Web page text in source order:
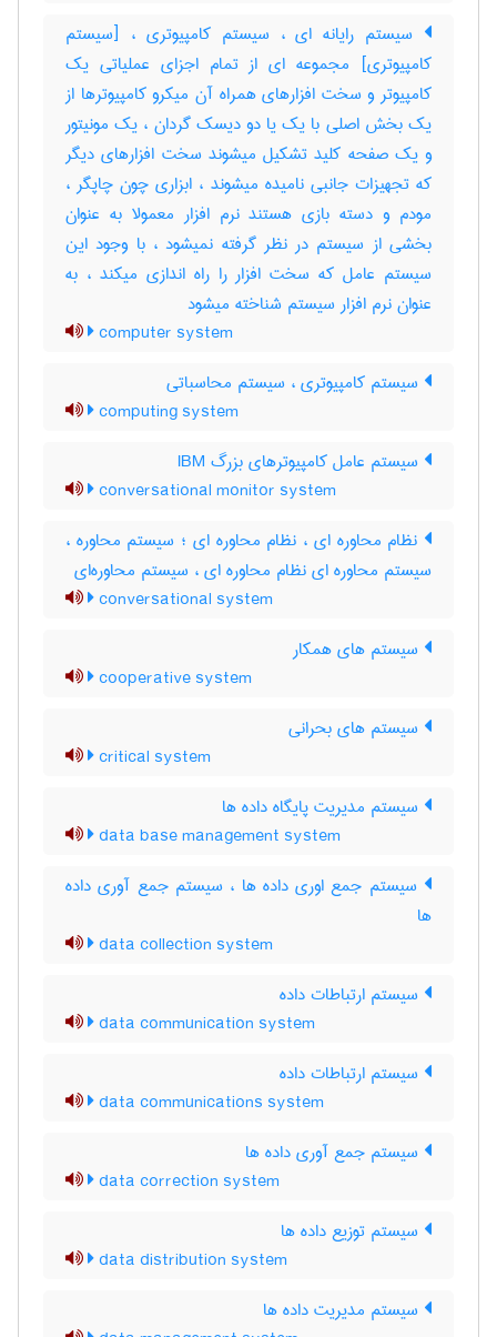
سیستم رایانه ای ، سیستم کامپیوتری ، [سیستم
کامپیوتری] مجموعه ای از تمام اجزای عملیاتی یک
کامپیوتر و سخت افزارهای همراه آن میکرو کامپیوترها از
یک بخش اصلی با یک یا دو دیسک گردان ، یک مونیتور
و یک صفحه کلید تشکیل میشوند سخت افزارهای دیگر
که تجهیزات جانبی نامیده میشوند ، ابزاری چون چاپگر ،
مودم و دسته بازی هستند نرم افزار معمولا به عنوان
بخشی از سیستم در نظر گرفته نمیشود ، با وجود این
سیستم عامل که سخت افزار را راه اندازی میکند ، به
عنوان نرم افزار سیستم شناخته میشود
computer system
سیستم کامپیوتری ، سیستم محاسباتی
computing system
سیستم عامل کامپیوترهای بزرگ IBM
conversational monitor system
نظام محاوره ای ، نظام محاوره ای ؛ سیستم محاوره ،
سیستم محاوره ای نظام محاوره ای ، سیستم محاوره‌ای
conversational system
سیستم های همکار
cooperative system
سیستم های بحرانی
critical system
سیستم مدیریت پایگاه داده ها
data base management system
سیستم جمع اوری داده ها ، سیستم جمع آوری داده
ها
data collection system
سیستم ارتباطات داده
data communication system
سیستم ارتباطات داده
data communications system
سیستم جمع آوری داده ها
data correction system
سیستم توزیع داده ها
data distribution system
سیستم مدیریت داده ها